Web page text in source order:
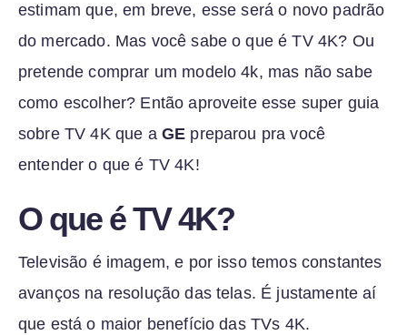
estimam que, em breve, esse será o novo padrão
do mercado. Mas você sabe o que é TV 4K? Ou
pretende comprar um modelo 4k, mas não sabe
como escolher? Então aproveite esse super guia
sobre TV 4K que a GE preparou pra você
entender o que é TV 4K!
O que é TV 4K?
Televisão é imagem, e por isso temos constantes
avanços na resolução das telas. É justamente aí
que está o maior benefício das TVs 4K.